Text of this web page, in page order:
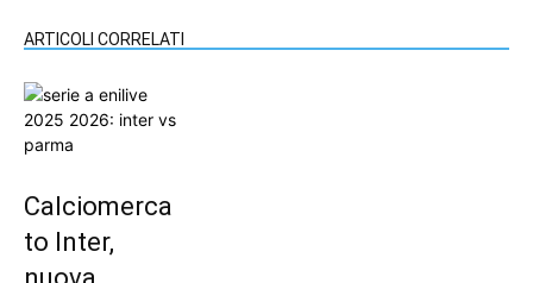
ARTICOLI CORRELATI
Calciomerca
to Inter,